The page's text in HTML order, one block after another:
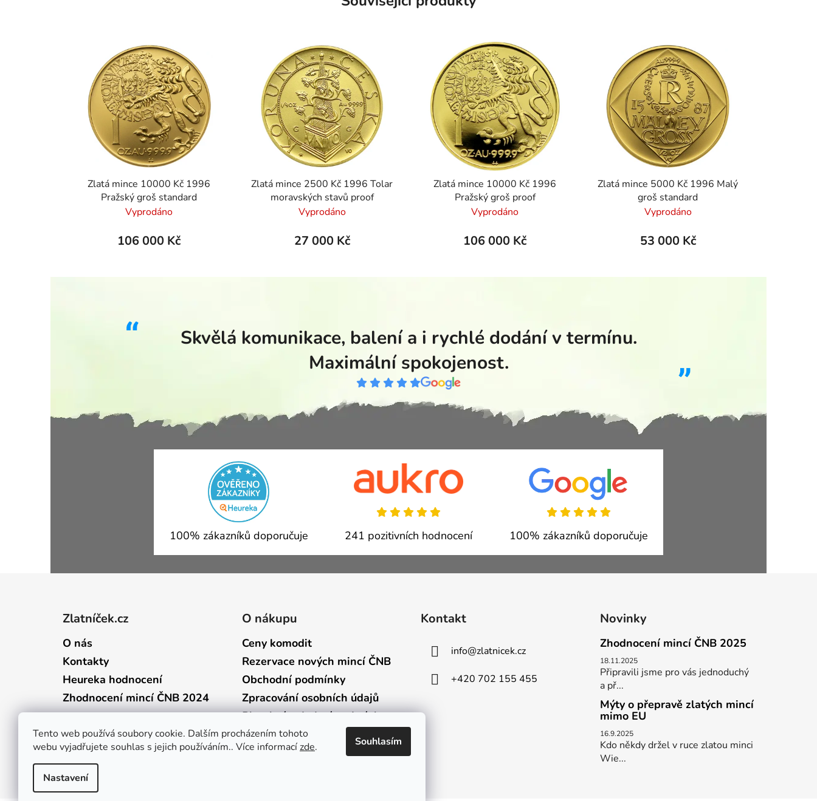
Tento web používá soubory cookie. Dalším procházením tohoto
webu vyjadřujete souhlas s jejich používáním.. Více informacízde.
Nastavení
Souhlasím
Zlatá mince 10000 Kč 1996
Pražský groš standard
Vyprodáno
106 000 Kč
Zlatá mince 2500 Kč 1996 Tolar
moravských stavů proof
Vyprodáno
27 000 Kč
Zlatá mince 10000 Kč 1996
Pražský groš proof
Vyprodáno
106 000 Kč
Zlatá mince 5000 Kč 1996 Malý
groš standard
Vyprodáno
53 000 Kč
Skvělá komunikace, balení a i rychlé dodání v termínu.
Maximální spokojenost.
100% zákazníků doporučuje 241 pozitivních hodnocení 100% zákazníků doporučuje
Zlatníček.cz
O nás
Kontakty
Heureka hodnocení
Zhodnocení mincí ČNB 2024
O nákupu
Ceny komodit
Rezervace nových mincí ČNB
Obchodní podmínky
Zpracování osobních údajů
Platební a dodací podmínky
Kontakt
info@zlatnicek.cz
+420 702 155 455
Novinky
Zhodnocení mincí ČNB 2025
18.11.2025
Připravili jsme pro vás jednoduchý
a př...
Mýty o přepravě zlatých mincí
mimo EU
16.9.2025
Kdo někdy držel v ruce zlatou minci
Wie...